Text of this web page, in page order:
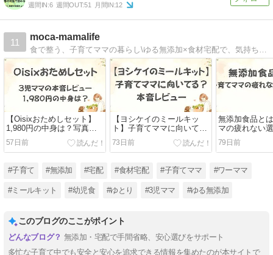
週間IN:6 週間OUT:51 月間IN:12
11
moca-mamalife
【Oisixおためしセット】
1,980円の中身は？写真付
き本音レビュー
57日前
【ヨシケイのミールキッ
ト】子育てママに向いて
る？本音レビュー
73日前
無添加食品と
マの疲れない
79日前
#子育て #無添加 #宅配 #食材宅配 #子育てママ #ワーママ
#ミールキット #幼児食 #ゆとり #3児ママ #ゆる無添加
このブログのここがポイント
無添加・宅配で手間省略、安心選びをサポート
多忙な子育て中でも安全と安心を追求できる情報を集めたのが本サイトで